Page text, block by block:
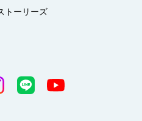
トーリーズ